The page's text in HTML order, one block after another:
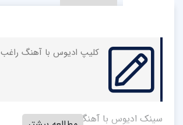
کلیپ ادیوس با آهنگ راغب
سینک ادیوس با آهنگ تسلیم راغب